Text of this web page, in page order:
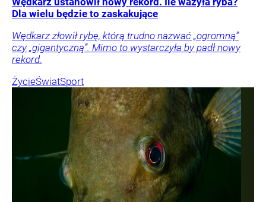
Dla wielu będzie to zaskakujące
Wędkarz złowił rybę, którą trudno nazwać „ogromną”
czy „gigantyczną”. Mimo to wystarczyła by padł nowy
rekord.
ŻycieŚwiatSport